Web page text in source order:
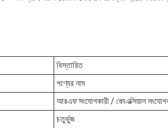
বিস্তারিত
পণ্যের নাম
আরএফ সংযোগকারী / কোএক্সিয়াল
চতুর্ভুজ